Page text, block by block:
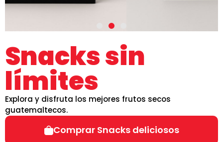
Snacks sin
límites
Explora y disfruta los mejores frutos secos
guatemaltecos.
Comprar Snacks deliciosos